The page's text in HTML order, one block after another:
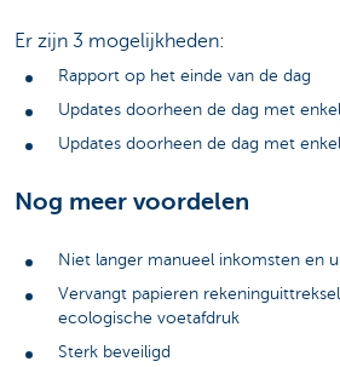
Er zijn 3 mogelijkheden:
Rapport op het einde van de dag
Updates doorheen de dag met
Updates doorheen de dag met
Nog meer voordelen
Niet langer manueel inkomsten en
Vervangt papieren
ecologische voetafdruk
Sterk beveiligd